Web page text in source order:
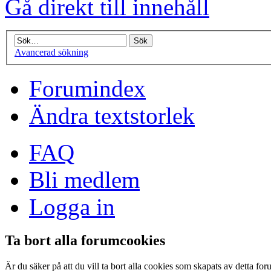
Gå direkt till innehåll
Avancerad sökning
Forumindex
Ändra textstorlek
FAQ
Bli medlem
Logga in
Ta bort alla forumcookies
Är du säker på att du vill ta bort alla cookies som skapats av detta